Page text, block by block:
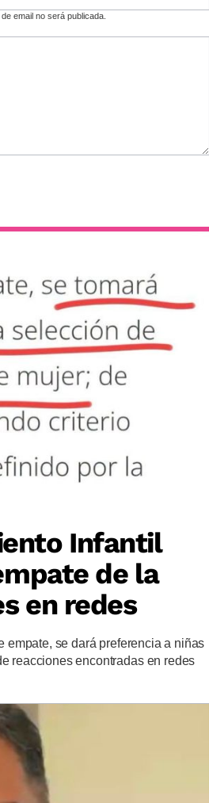
email no será publicada.
Infantil
de la
en redes
empate, se dará preferencia a niñas
reacciones encontradas en redes